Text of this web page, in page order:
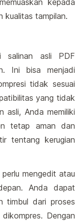
kepada
kualitas tampilan.
salinan asli PDF
Ini bisa menjadi
tidak sesuai
yang tidak
asli, Anda memiliki
tetap aman dan
tentang kerugian
mengedit atau
Anda dapat
timbul dari proses
Dengan